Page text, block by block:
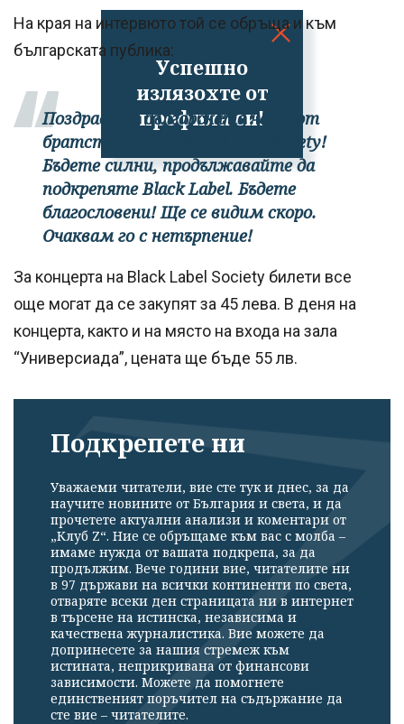
Успешно
излязохте от
профила си!
На края на интервюто той се обръща и към
българската публика:
Поздрави за българската част от
братството на Black Label Society!
Бъдете силни, продължавайте да
подкрепяте Black Label. Бъдете
благословени! Ще се видим скоро.
Очаквам го с нетърпение!
За концерта на Black Label Society билети все
още могат да се закупят за 45 лева. В деня на
концерта, както и на място на входа на зала
“Универсиада”, цената ще бъде 55 лв.
Подкрепете ни
Уважаеми читатели, вие сте тук и днес, за да
научите новините от България и света, и да
прочетете актуални анализи и коментари от
„Клуб Z“. Ние се обръщаме към вас с молба –
имаме нужда от вашата подкрепа, за да
продължим. Вече години вие, читателите ни
в 97 държави на всички континенти по света,
отваряте всеки ден страницата ни в интернет
в търсене на истинска, независима и
качествена журналистика. Вие можете да
допринесете за нашия стремеж към
истината, неприкривана от финансови
зависимости. Можете да помогнете
единственият поръчител на съдържание да
сте вие – читателите.